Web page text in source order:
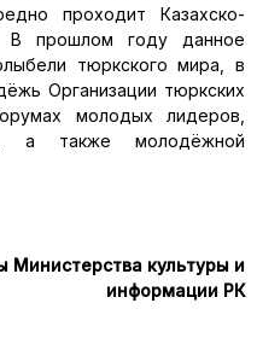
проходит Казахско-
В прошлом году данное
тюркского мира, в
Организации тюркских
молодых лидеров,
а также молодёжной
культуры и
информации РК